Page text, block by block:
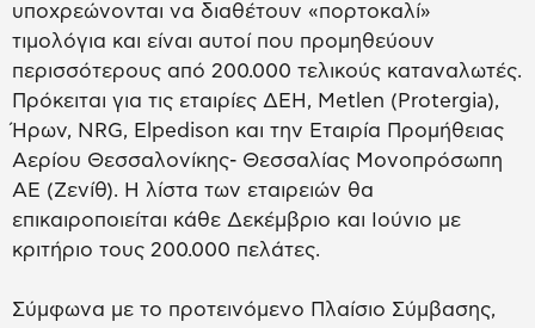
υποχρεώνονται να διαθέτουν «πορτοκαλί»
τιμολόγια και είναι αυτοί που προμηθεύουν
περισσότερους από 200.000 τελικούς καταναλωτές.
Πρόκειται για τις εταιρίες ΔΕΗ, Metlen (Protergia),
Ήρων, NRG, Elpedison και την Εταιρία Προμήθειας
Αερίου Θεσσαλονίκης- Θεσσαλίας Μονοπρόσωπη
ΑΕ (Ζενίθ). Η λίστα των εταιρειών θα
επικαιροποιείται κάθε Δεκέμβριο και Ιούνιο με
κριτήριο τους 200.000 πελάτες.
Σύμφωνα με το προτεινόμενο Πλαίσιο Σύμβασης,